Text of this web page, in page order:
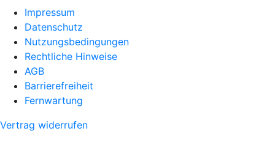
Impressum
Datenschutz
Nutzungsbedingungen
Rechtliche Hinweise
AGB
Barrierefreiheit
Fernwartung
Vertrag widerrufen